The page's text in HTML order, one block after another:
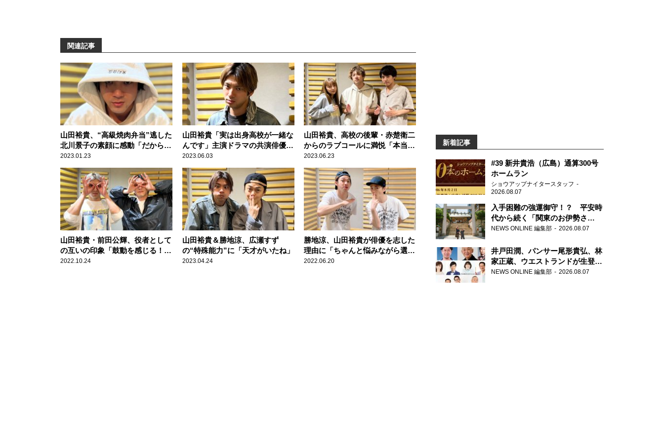
関連記事
山田裕貴、“高級焼肉弁当”逃した
北川景子の素顔に感動「だからず
っと第一線で活躍されているの
か」
2023.01.23
山田裕貴「実は出身高校が一緒な
んです」主演ドラマの共演俳優と
の関係を明かす
2023.06.03
山田裕貴、高校の後輩・赤楚衛二
からのラブコールに満悦「本当に
伝わっている！」
2023.06.23
山田裕貴・前田公輝、役者として
の互いの印象「鼓動を感じる！」
「特徴的なものがある」
2022.10.24
山田裕貴＆勝地涼、広瀬すず
の“特殊能力”に「天才がいたね」
2023.04.24
勝地涼、山田裕貴が俳優を志した
理由に「ちゃんと悩みながら選ん
でいる。思いが一本ある」
2022.06.20
新着記事
#39 新井貴浩（広島）通算300号
ホームラン
ショウアップナイタースタッフ
2026.08.07
入手困難の強運御守！？ 平安時
代から続く「関東のお伊勢さ
ま」、芝大神宮にてランパンプス
NEWS ONLINE 編集部 2026.08.07
井戸田潤、パンサー尾形貴弘、林
家正蔵、ウエストランドが生登
場！『ラジオビバリー昼ズ』
NEWS ONLINE 編集部 2026.08.07